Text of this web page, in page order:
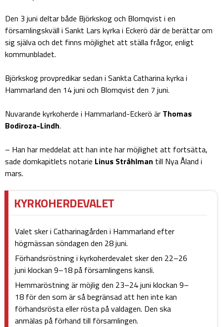
Den 3 juni deltar både Björkskog och Blomqvist i en
församlingskväll i Sankt Lars kyrka i Eckerö där de berättar om
sig själva och det finns möjlighet att ställa frågor, enligt
kommunbladet.
Björkskog provpredikar sedan i Sankta Catharina kyrka i
Hammarland den 14 juni och Blomqvist den 7 juni.
Nuvarande kyrkoherde i Hammarland-Eckerö är Thomas
Bodiroza-Lindh.
– Han har meddelat att han inte har möjlighet att fortsätta,
sade domkapitlets notarie Linus Stråhlman till Nya Åland i
mars.
KYRKOHERDEVALET
Valet sker i Catharinagården i Hammarland efter
högmässan söndagen den 28 juni.
Förhandsröstning i kyrkoherdevalet sker den 22–26
juni klockan 9–18 på församlingens kansli.
Hemmaröstning är möjlig den 23–24 juni klockan 9–
18 för den som är så begränsad att hen inte kan
förhandsrösta eller rösta på valdagen. Den ska
anmälas på förhand till församlingen.